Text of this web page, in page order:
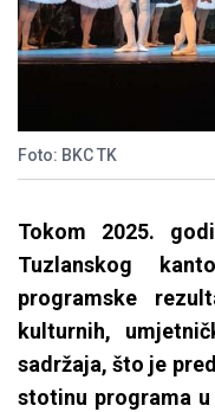
Foto: BKC TK
Tokom 2025.
Tuzlanskog
programske
kulturnih,
sadržaja, što je
stotinu programa